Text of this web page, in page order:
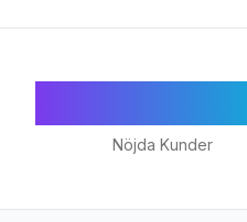
Nöjda Kunder